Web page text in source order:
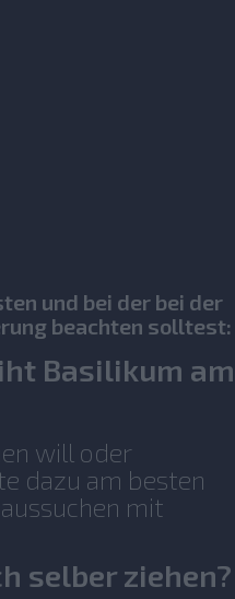
und bei der bei der
beachten solltest:
Basilikum am
will oder
dazu am besten
mit
selber ziehen?